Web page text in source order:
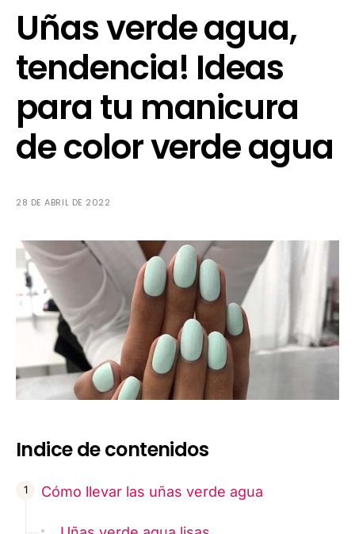
Uñas verde agua,
tendencia! Ideas
para tu manicura
de color verde agua
28 DE ABRIL DE 2022
Indice de contenidos
Cómo llevar las uñas verde agua